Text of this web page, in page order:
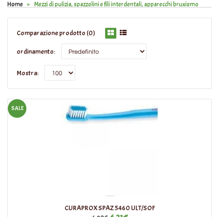
Home Mezzi di pulizia, spazzolini e fili interdentali, apparecchi bruxismo
Comparazione prodotto (0)
ordinamento:
Mostra:
SALE
CURAPROX SPAZ 5460 ULT/SOF